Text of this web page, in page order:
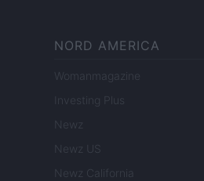
NORD AMERICA
Womanmagazine
Investing Plus
Newz
Newz US
Newz California